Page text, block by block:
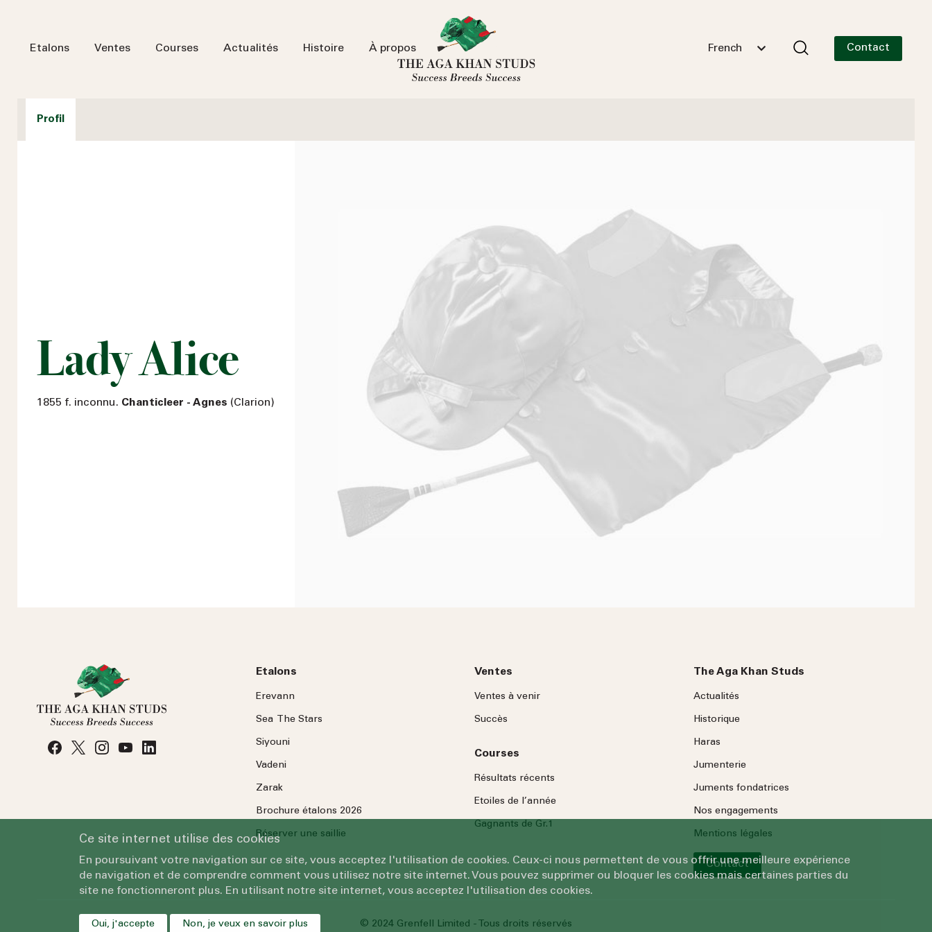
Etalons Ventes Courses Actualités Histoire À propos French Contact
Profil
Lady Alice
1855 f. inconnu. Chanticleer - Agnes (Clarion)
Etalons
Erevann
Sea TheStars
Siyouni
Vadeni
Zarak
Brochure étalons 2026
Réserver une saillie
Ventes
Ventes à venir
Succès
Courses
Résultats récents
Etoiles de l’année
Gagnants de Gr.1
The Aga Khan Studs
Actualités
Historique
Haras
Jumenterie
Juments fondatrices
Nos engagements
Mentions légales
Contact
© 2024 Grenfell Limited - Tous droits réservés
Ce site internet utilise des cookies
En poursuivant votre navigation sur ce site, vous acceptez l'utilisation de cookies. Ceux-ci nous permettent de vous offrir une meilleure expérience
de navigation et de comprendre comment vous utilisez notre site internet. Vous pouvez supprimer ou bloquer les cookies mais certaines parties du
site ne fonctionneront plus. En utilisant notre site internet, vous acceptez l'utilisation des cookies.
Oui, j'accepte Non, je veux en savoir plus